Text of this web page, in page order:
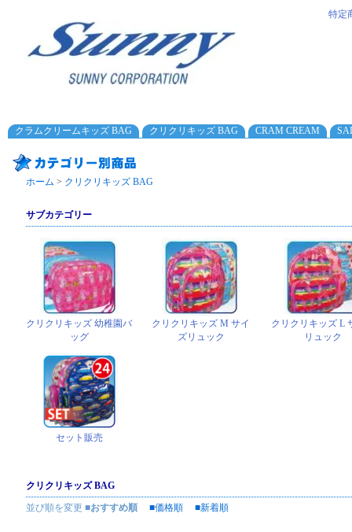
特定
クラムクリームキッズ BAG クリクリキッズ BAG CRAM CREAM
ホーム > クリクリキッズ BAG
サブカテゴリー
クリクリキッズ 幼稚園バ
ッグ
クリクリキッズ M サイ
ズリュック
クリクリキッズ L
リュック
セット販売
クリクリキッズ BAG
並び順を変更 ■おすすめ順 ■価格順 ■新着順